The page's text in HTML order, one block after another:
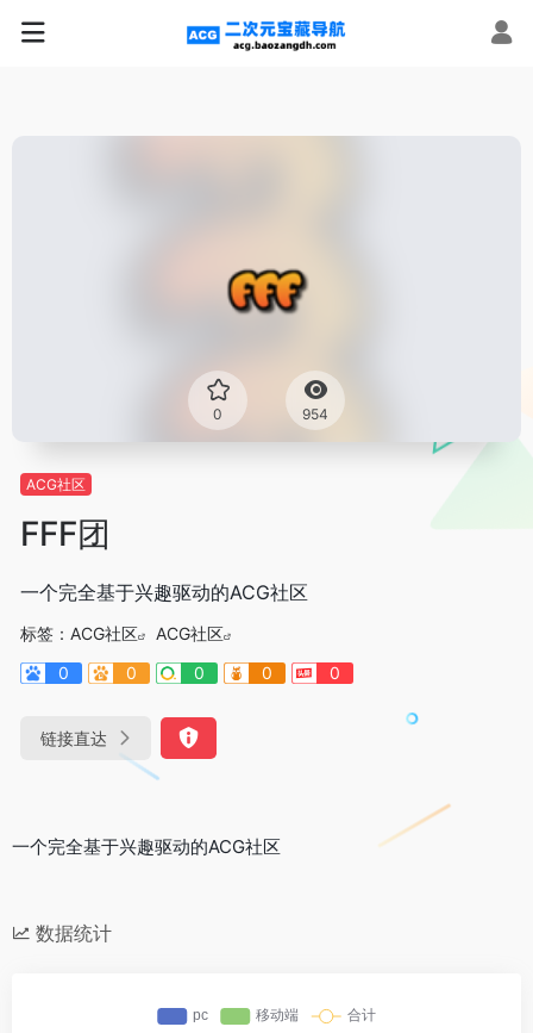
0 954
ACG社区
FFF团
一个完全基于兴趣驱动的ACG社区
标签： ACG社区
ACG社区
0
0 0 0 0
链接直达
一个完全基于兴趣驱动的ACG社区
数据统计